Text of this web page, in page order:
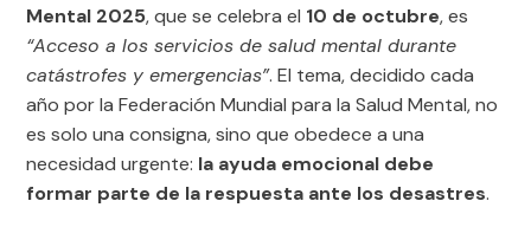
Mental 2025, que se celebra el 10 de octubre, es
“Acceso a los servicios de salud mental durante
catástrofes y emergencias”. El tema, decidido cada
año por la Federación Mundial para la Salud Mental, no
es solo una consigna, sino que obedece a una
necesidad urgente: la ayuda emocional debe
formar parte de la respuesta ante los desastres.